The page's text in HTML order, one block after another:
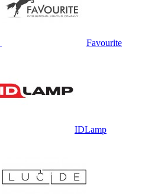
Favourite
IDLamp